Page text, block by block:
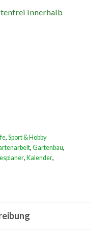
innerhalb
, Sport & Hobby
, Gartenbau,
, Kalender,